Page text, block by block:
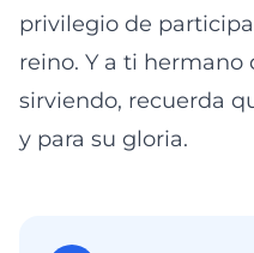
privilegio de
reino. Y a ti
sirviendo, recuerda
y para su gloria.